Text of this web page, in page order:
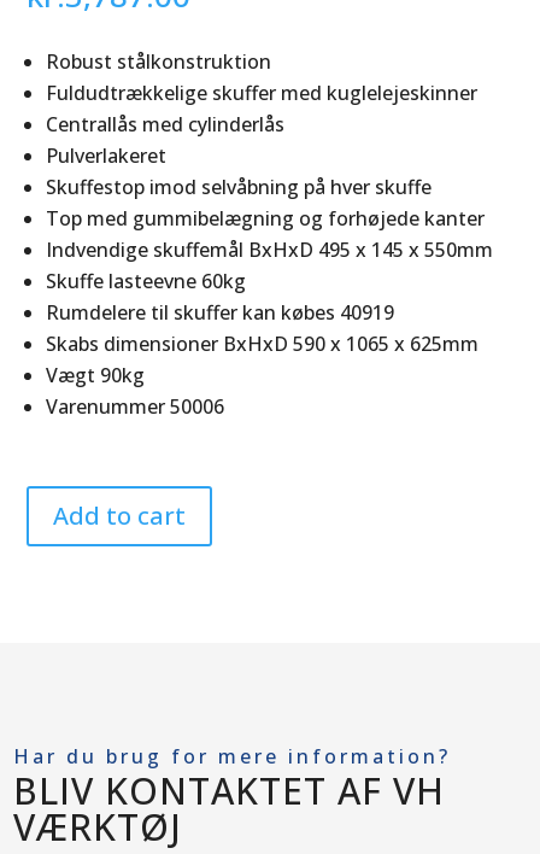
Robust stålkonstruktion
Fuldudtrækkelige skuffer med kuglelejeskinner
Centrallås med cylinderlås
Pulverlakeret
Skuffestop imod selvåbning på hver skuffe
Top med gummibelægning og forhøjede kanter
Indvendige skuffemål BxHxD 495 x 145 x 550mm
Skuffe lasteevne 60kg
Rumdelere til skuffer kan købes 40919
Skabs dimensioner BxHxD 590 x 1065 x 625mm
Vægt 90kg
Varenummer 50006
Add to cart
Har du brug for mere information?
BLIV KONTAKTET AF VH
VÆRKTØJ